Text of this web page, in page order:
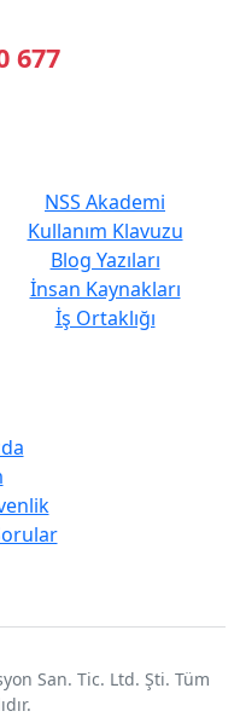
677
NSS Akademi
Kullanım Klavuzu
Blog Yazıları
İnsan Kaynakları
İş Ortaklığı
San. Tic. Ltd. Şti. Tüm